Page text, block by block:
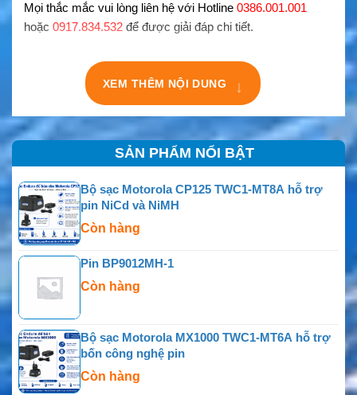
Mọi thắc mắc vui lòng liên hệ với Hotline 0386.001.001
hoặc 0917.834.532 để được giải đáp chi tiết.
XEM THÊM NỘI DUNG ↓
SẢN PHẨM NỔI BẬT
Bộ sạc Motorola CP125 TWC1-MT8A hỗ trợ
pin NiCd và NiMH
Còn hàng
Pin BP9012MH-1
Còn hàng
Bộ sạc Motorola MX1000 TWC1-MT6A hỗ trợ
bốn công nghệ pin
Còn hàng